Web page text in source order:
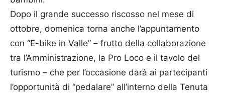
Dopo il grande successo riscosso nel mese di
ottobre, domenica torna anche l’appuntamento
con “E-bike in Valle” – frutto della collaborazione
tra l’Amministrazione, la Pro Loco e il tavolo del
turismo – che per l’occasione darà ai partecipanti
l’opportunità di “pedalare” all’interno della Tenuta